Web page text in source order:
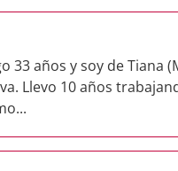
33 años y soy de Tiana
Llevo 10 años